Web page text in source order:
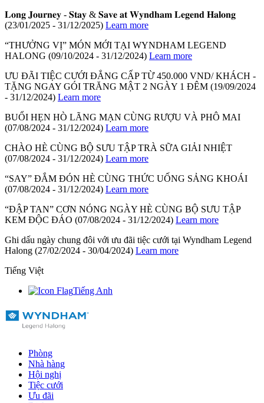
𝐋𝐨𝐧𝐠 𝐉𝐨𝐮𝐫𝐧𝐞𝐲 - 𝐒𝐭𝐚𝐲 & 𝐒𝐚𝐯𝐞 𝐚𝐭 𝐖𝐲𝐧𝐝𝐡𝐚𝐦 𝐋𝐞𝐠𝐞𝐧𝐝 𝐇𝐚𝐥𝐨𝐧𝐠
(23/01/2025 - 31/12/2025) Learn more
“THƯỞNG VỊ” MÓN MỚI TẠI WYNDHAM LEGEND
HALONG (09/10/2024 - 31/12/2024) Learn more
ƯU ĐÃI TIỆC CƯỚI ĐẲNG CẤP TỪ 450.000 VND/ KHÁCH -
TẶNG NGAY GÓI TRĂNG MẬT 2 NGÀY 1 ĐÊM (19/09/2024
- 31/12/2024) Learn more
BUỔI HẸN HÒ LÃNG MẠN CÙNG RƯỢU VÀ PHÔ MAI
(07/08/2024 - 31/12/2024) Learn more
CHÀO HÈ CÙNG BỘ SƯU TẬP TRÀ SỮA GIẢI NHIỆT
(07/08/2024 - 31/12/2024) Learn more
“SAY” ĐẮM ĐÓN HÈ CÙNG THỨC UỐNG SẢNG KHOÁI
(07/08/2024 - 31/12/2024) Learn more
“ĐẬP TAN” CƠN NÓNG NGÀY HÈ CÙNG BỘ SƯU TẬP
KEM ĐỘC ĐÁO (07/08/2024 - 31/12/2024) Learn more
Ghi dấu ngày chung đôi với ưu đãi tiệc cưới tại Wyndham Legend
Halong (27/02/2024 - 30/04/2024) Learn more
Tiếng Việt
Tiếng Anh
Phòng
Nhà hàng
Hội nghị
Tiệc cưới
Ưu đãi